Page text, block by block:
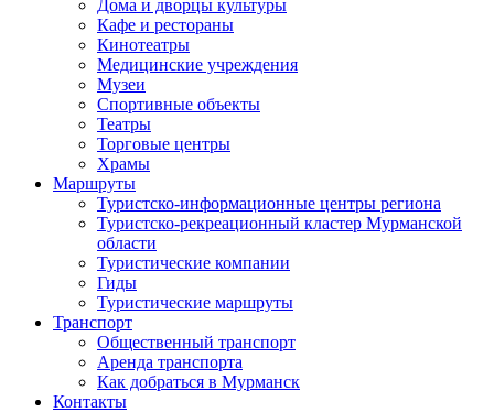
Дома и дворцы культуры
Кафе и рестораны
Кинотеатры
Медицинские учреждения
Музеи
Спортивные объекты
Театры
Торговые центры
Храмы
Маршруты
Туристско-информационные центры региона
Туристско-рекреационный кластер Мурманской
области
Туристические компании
Гиды
Туристические маршруты
Транспорт
Общественный транспорт
Аренда транспорта
Как добраться в Мурманск
Контакты